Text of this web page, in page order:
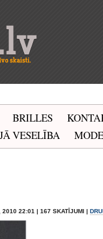
BRILLES
VESELĪBA MODE
2010 22:01 | 167 SKATĪJUMI |